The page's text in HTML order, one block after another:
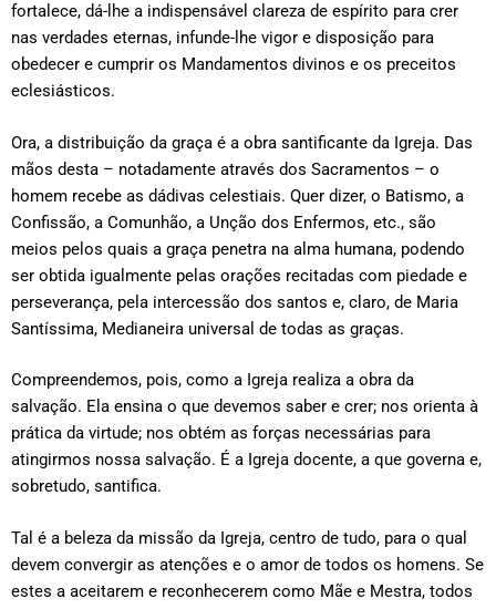
fortalece, dá-lhe a indispensável clareza de espírito para crer
nas verdades eternas, infunde-lhe vigor e disposição para
obedecer e cumprir os Mandamentos divinos e os preceitos
eclesiásticos.
Ora, a distribuição da graça é a obra santificante da Igreja. Das
mãos desta – notadamente através dos Sacramentos – o
homem recebe as dádivas celestiais. Quer dizer, o Batismo, a
Confissão, a Comunhão, a Unção dos Enfermos, etc., são
meios pelos quais a graça penetra na alma humana, podendo
ser obtida igualmente pelas orações recitadas com piedade e
perseverança, pela intercessão dos santos e, claro, de Maria
Santíssima, Medianeira universal de todas as graças.
Compreendemos, pois, como a Igreja realiza a obra da
salvação. Ela ensina o que devemos saber e crer; nos orienta à
prática da virtude; nos obtém as forças necessárias para
atingirmos nossa salvação. É a Igreja docente, a que governa e,
sobretudo, santifica.
Tal é a beleza da missão da Igreja, centro de tudo, para o qual
devem convergir as atenções e o amor de todos os homens. Se
estes a aceitarem e reconhecerem como Mãe e Mestra, todos